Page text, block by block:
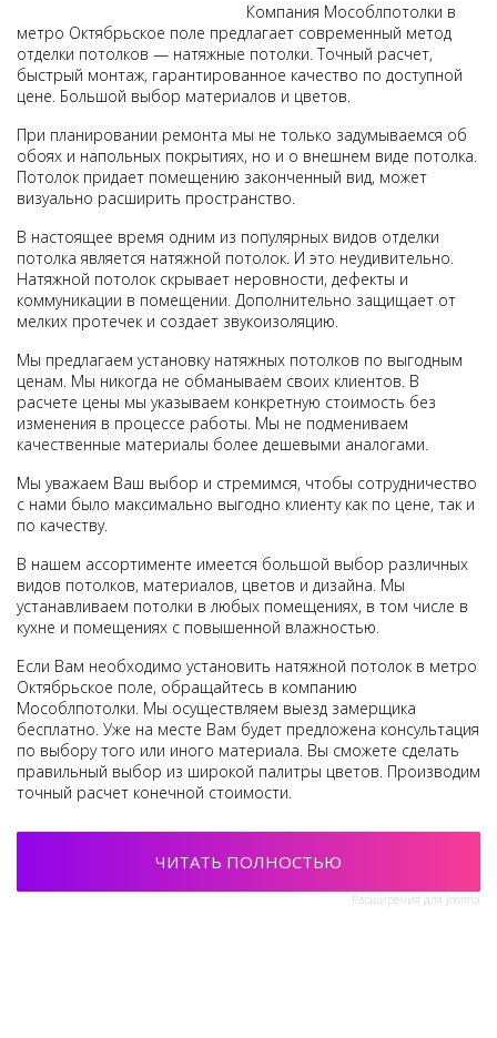
Компания Мособлпотолки в
метро Октябрьское поле предлагает современный метод
отделки потолков — натяжные потолки. Точный расчет,
быстрый монтаж, гарантированное качество по доступной
цене. Большой выбор материалов и цветов.
При планировании ремонта мы не только задумываемся об
обоях и напольных покрытиях, но и о внешнем виде потолка.
Потолок придает помещению законченный вид, может
визуально расширить пространство.
В настоящее время одним из популярных видов отделки
потолка является натяжной потолок. И это неудивительно.
Натяжной потолок скрывает неровности, дефекты и
коммуникации в помещении. Дополнительно защищает от
мелких протечек и создает звукоизоляцию.
Мы предлагаем установку натяжных потолков по выгодным
ценам. Мы никогда не обманываем своих клиентов. В
расчете цены мы указываем конкретную стоимость без
изменения в процессе работы. Мы не подмениваем
качественные материалы более дешевыми аналогами.
Мы уважаем Ваш выбор и стремимся, чтобы сотрудничество
с нами было максимально выгодно клиенту как по цене, так и
по качеству.
В нашем ассортименте имеется большой выбор различных
видов потолков, материалов, цветов и дизайна. Мы
устанавливаем потолки в любых помещениях, в том числе в
кухне и помещениях с повышенной влажностью.
Если Вам необходимо установить натяжной потолок в метро
Октябрьское поле, обращайтесь в компанию
Мособлпотолки. Мы осуществляем выезд замерщика
бесплатно. Уже на месте Вам будет предложена консультация
по выбору того или иного материала. Вы сможете сделать
правильный выбор из широкой палитры цветов. Производим
точный расчет конечной стоимости.
ЧИТАТЬ ПОЛНОСТЬЮ
Расширения для Joomla